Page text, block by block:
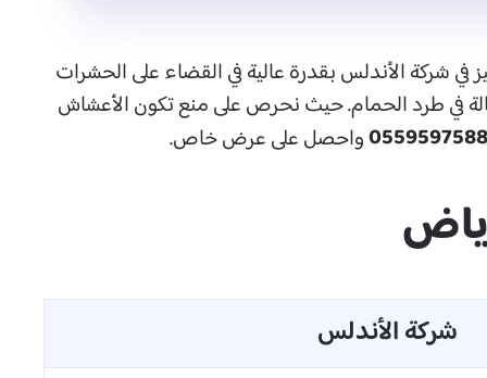
في شركة الأندلس بقدرة عالية في القضاء على الحشرات
في طرد الحمام. حيث نحرص على منع تكون الأعشاش
0559597588واحصل على عرض خاص.
شركة الأندلس